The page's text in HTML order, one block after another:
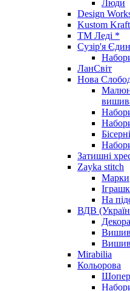
Люди
Design
Kustom
ТМ Леді *
Сузір'я
ЛанСвіт
Нова
Затишні
Zayka stitch
Марки
На
ВДВ
Mirabilia
Кольорова
Шопер